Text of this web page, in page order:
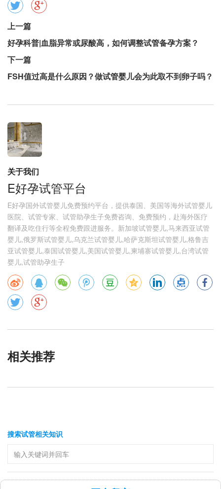
上一篇
好孕科普|血脂异常或尿酸高，如何调整试管备孕方案？
下一篇
FSH值过高是什么原因？做试管婴儿会为此取不到卵子吗？
关于我们
E好孕试管平台
E好孕国外试管婴儿免费预约平台，提供泰国、美国等海外试管婴儿
医院、试管专家、试管助孕生子免费咨询、免费预约，赴海外医疗
翻译及吃住行等全程免费跟进服务。新加坡试管婴儿,马来西亚试管
婴儿,俄罗斯试管婴儿,乌克兰试管婴儿,哈萨克斯坦试管婴儿,格鲁吉
亚试管婴儿,泰国试管婴儿,美国试管婴儿,柬埔寨试管婴儿,台湾试管
婴儿,试管助孕生子
相关推荐
搜索试管相关知识